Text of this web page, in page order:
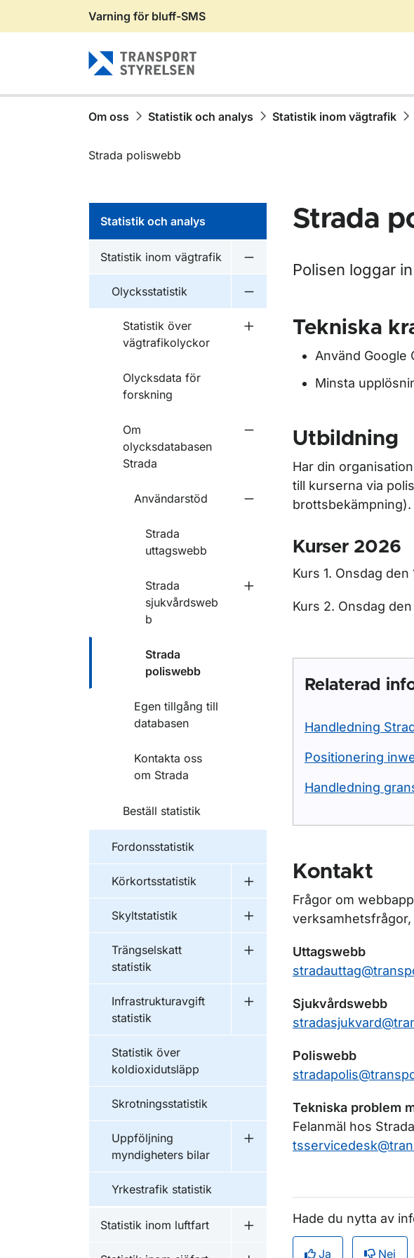
Gå till sidans innehåll
Varning för bluff-SMS
Om oss Statistik och analys Statistik inom vägtrafik
Strada poliswebb
Statistik och analys
Statistik inom vägtrafik
Undermeny för Statistik inom
Olycksstatistik
Statistik över
vägtrafikolyckor
Undermeny för Statistik över
Olycksdata för
forskning
Om
olycksdatabasen
Strada
Undermeny för Om
Användarstöd
Undermeny för Användarstöd
Strada
uttagswebb
Strada
sjukvårdsweb
b
Undermeny för Strada
Strada
poliswebb
Egen tillgång till
databasen
Kontakta oss
om Strada
Beställ statistik
Fordonsstatistik
Körkortsstatistik
Undermeny för Körkortsstatistik
Skyltstatistik
Undermeny för Skyltstatistik
Trängselskatt
statistik
Undermeny för Trängselskatt
Infrastrukturavgift
statistik
Undermeny för
Statistik över
koldioxidutsläpp
Skrotningsstatistik
Uppföljning
myndigheters bilar
Undermeny för Uppföljning
Yrkestrafik statistik
Statistik inom luftfart
Undermeny för Statistik inom
Strada
Polisen loggar
Tekniska
Använd Google
Minsta
Utbildning
Har din
till kurserna via
brottsbekämpning).
Kurser 2026
Kurs 1. Onsdag
Kurs 2. Onsdag
Relaterad
Handledning
Positionering
Handledning
Kontakt
Frågor om
Uttagswebb
Sjukvårdswebb
Poliswebb
Tekniska problem
Felanmäl hos
Hade du nytta av
Ja Nej